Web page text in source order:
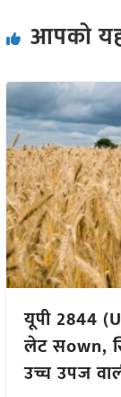
आपको
यूपी 2844
लेट सown,
उच्च उपज